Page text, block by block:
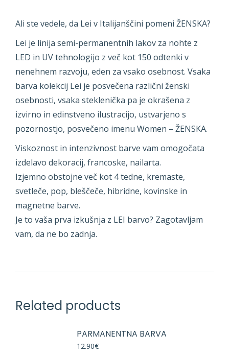
Ali ste vedele, da Lei v Italijanščini pomeni ŽENSKA?
Lei je linija semi-permanentnih lakov za nohte z
LED in UV tehnologijo z več kot 150 odtenki v
nenehnem razvoju, eden za vsako osebnost. Vsaka
barva kolekcij Lei je posvečena različni ženski
osebnosti, vsaka steklenička pa je okrašena z
izvirno in edinstveno ilustracijo, ustvarjeno s
pozornostjo, posvečeno imenu Women – ŽENSKA.
Viskoznost in intenzivnost barve vam omogočata
izdelavo dekoracij, francoske, nailarta.
Izjemno obstojne več kot 4 tedne, kremaste,
svetleče, pop, bleščeče, hibridne, kovinske in
magnetne barve.
Je to vaša prva izkušnja z LEI barvo? Zagotavljam
vam, da ne bo zadnja.
Related products
PARMANENTNA BARVA
12.90€